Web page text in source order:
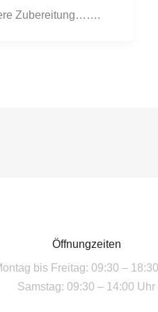
Zubereitung…….
Öffnungzeiten
bis Freitag: 09:30 –
Samstag: 09:30 – 14:00 Uhr